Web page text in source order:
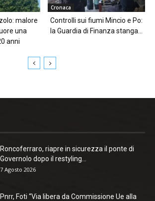
malore
una
anni
Cronaca
Controlli sui fiumi Mincio e Po:
la Guardia di Finanza stanga...
Roncoferraro, riapre in sicurezza il ponte di
Governolo dopo il restyling...
7 Agosto 2026
Pnrr, Foti “Via libera da Commissione Ue alla